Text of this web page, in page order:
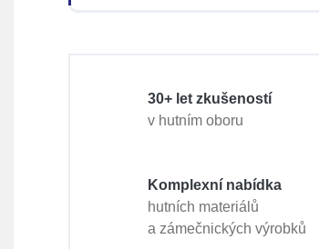
30+ let zkušeností
v hutním oboru
Komplexní nabídka
hutních materiálů
a zámečnických výrobků